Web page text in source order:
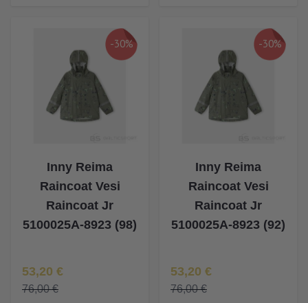
-30%
Inny Reima
Raincoat Vesi
Raincoat Jr
5100025A-8923 (98)
Īpaša Cena
53,20 €
76,00 €
-30%
Inny Reima
Raincoat Vesi
Raincoat Jr
5100025A-8923 (92)
Īpaša Cena
53,20 €
76,00 €